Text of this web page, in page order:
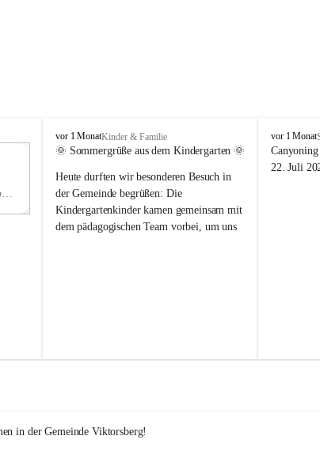
VHauptstraße 36, 6836 Viktorsberg, AUT
V
i
t
o
r
s
vor 1 MonatKinder & Familie
🌞 Sommergrüße aus dem Kindergarten 🌞
Heute durften wir besonderen Besuch in
der Gemeinde begrüßen: Die
Kindergartenkinder kamen gemeinsam mit
dem pädagogischen Team vorbei, um uns
V
i
k
vor 1 Monat
22. Juli
in der Gemeinde Viktorsberg!